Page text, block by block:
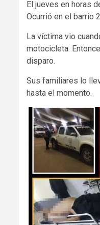
El jueves en horas
Ocurrió en el barrio
La víctima vio
motocicleta.
disparo.
Sus familiares lo
hasta el momento.